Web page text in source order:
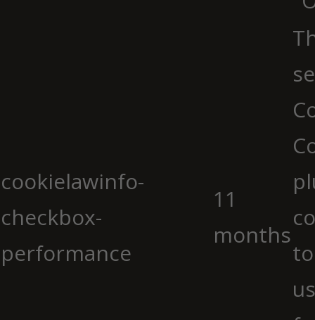
cookielawinfo-
checkbox-
performance
11
months